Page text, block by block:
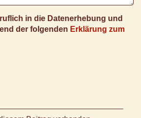
in die Datenerhebung und
der folgenden Erklärung zum